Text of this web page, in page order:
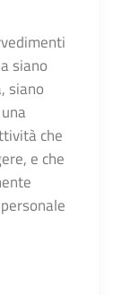
siano
siano
che
e che